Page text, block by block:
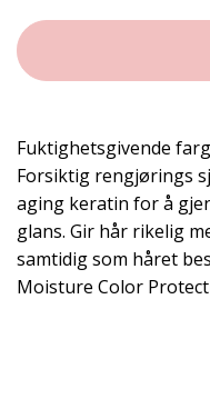
Fuktighetsgivende
Forsiktig rengjørings
aging keratin for å
glans. Gir hår rikelig
samtidig som håret
Moisture Color